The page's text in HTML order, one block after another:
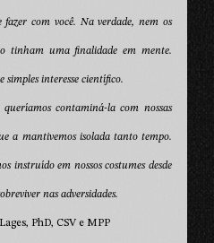
com você. Na verdade, nem os
tinham uma finalidade em mente.
simples interesse científico.
contaminá-la com nossas
a mantivemos isolada tanto tempo.
instruído em nossos costumes desde
nas adversidades.
PhD, CSV e MPP